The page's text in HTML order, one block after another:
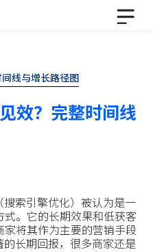
线与增长路径图
效？完整时间线
索引擎优化）被认为是一
。它的长期效果和低获客
将其作为主要的营销手段
长期回报，很多商家还是